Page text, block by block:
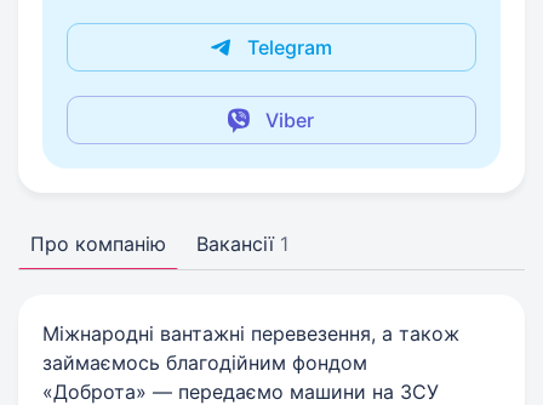
Telegram
Viber
Про компанію Вакансії 1
Міжнародні вантажні перевезення, а також
займаємось благодійним фондом
«Доброта» — передаємо машини на ЗСУ